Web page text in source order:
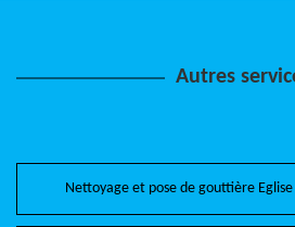
Autres
Nettoyage et pose de gouttière